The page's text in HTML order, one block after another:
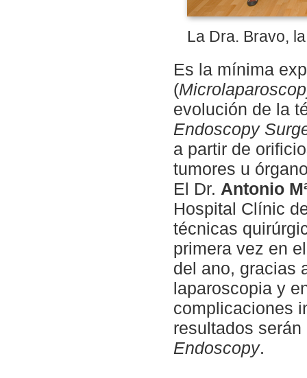
La Dra. Bravo,
Es la mínima
(
evolución de la
Endoscopy
a partir de
tumores u
El Dr. Antonio
Hospital Clínic
técnicas
primera vez en
del ano, gracias
laparoscopia y
complicaciones
resultados
Endoscopy.